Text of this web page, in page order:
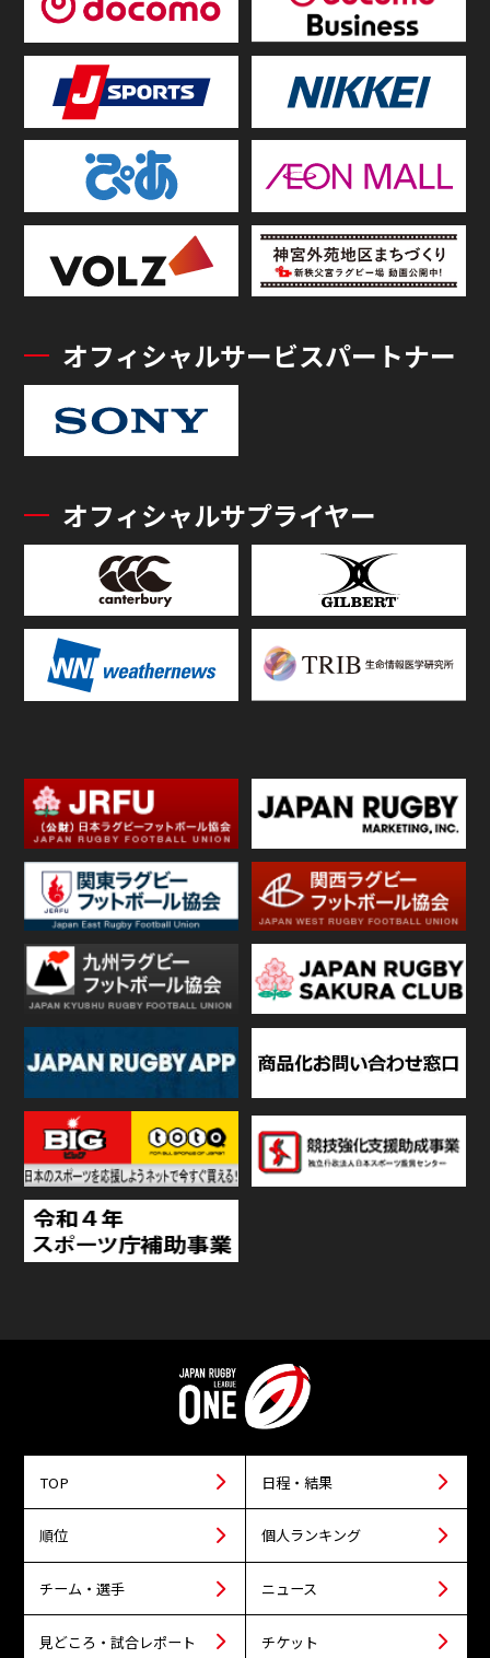
オフィシャルサービスパートナー
オフィシャルサプライヤー
TOP 日程・結果
順位 個人ランキング
チーム・選手 ニュース
見どころ・試合レポート チケット